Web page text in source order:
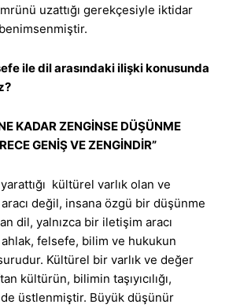
uzattığı gerekçesiyle iktidar
ile dil arasındaki ilişki konusunda
KADAR ZENGİNSE DÜŞÜNME
GENİŞ VE ZENGİNDİR”
yarattığı kültürel varlık olan ve
değil, insana özgü bir düşünme
dil, yalnızca bir iletişim aracı
ahlak, felsefe, bilim ve hukukun
Kültürel bir varlık ve değer
kültürün, bilimin taşıyıcılığı,
de üstlenmiştir. Büyük düşünür